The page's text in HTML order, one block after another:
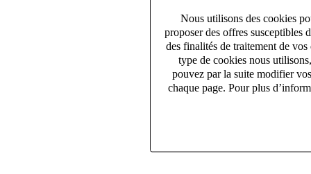
Nous utilisons des cookies
proposer des offres susceptibles
des finalités de traitement de
type de cookies nous
pouvez par la suite modifier
chaque page. Pour plus